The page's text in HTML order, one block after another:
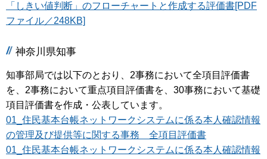
「しきい値判断」のフローチャートと作成する評価書[PDF
ファイル／248KB]
神奈川県知事
知事部局では以下のとおり、2事務において全項目評価書
を、2事務において重点項目評価書を、30事務において基礎
項目評価書を作成・公表しています。
01_住民基本台帳ネットワークシステムに係る本人確認情報
の管理及び提供等に関する事務 全項目評価書
01_住民基本台帳ネットワークシステムに係る本人確認情報